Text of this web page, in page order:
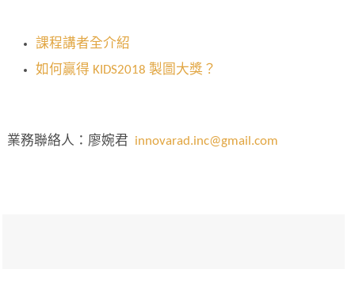
課程講者全介紹
如何贏得 KIDS2018 製圖大獎？
業務聯絡人：廖婉君 innovarad.inc@gmail.com